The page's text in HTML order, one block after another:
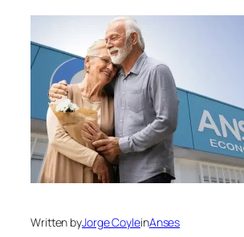
Written byJorge CoyleinAnses